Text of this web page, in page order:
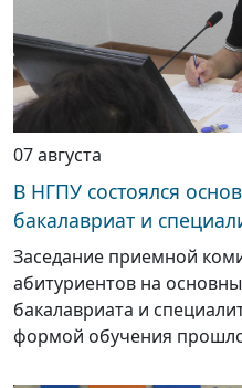
07 августа
В НГПУ состоялся
бакалавриат и
Заседание приемной
абитуриентов на
бакалавриата и
формой обучения прошло